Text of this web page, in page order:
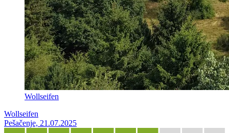
Wollseifen
Wollseifen
Pešačenje, 21.07.2025